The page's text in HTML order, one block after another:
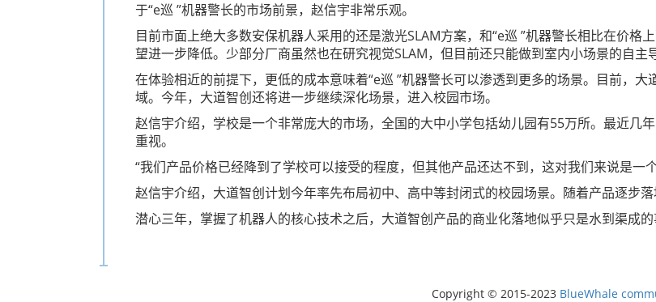
于“e巡 ”机器警长的市场前景，赵信宇非常乐观。
目前市面上绝大多数安保机器人采用的还是激光SLAM方案，和“e巡 ”机器警长相比在价格
望进一步降低。少部分厂商虽然也在研究视觉SLAM，但目前还只能做到室内小场景的自主
在体验相近的前提下，更低的成本意味着“e巡 ”机器警长可以渗透到更多的场景。目前，
域。今年，大道智创还将进一步继续深化场景，进入校园市场。
赵信宇介绍，学校是一个非常庞大的市场，全国的大中小学包括幼儿园有55万所。最近几
重视。
“我们产品价格已经降到了学校可以接受的程度，但其他产品还达不到，这对我们来说是一
赵信宇介绍，大道智创计划今年率先布局初中、高中等封闭式的校园场景。随着产品逐步落
潜心三年，掌握了机器人的核心技术之后，大道智创产品的商业化落地似乎只是水到渠成的
Copyright © 2015-2023 BlueWhale